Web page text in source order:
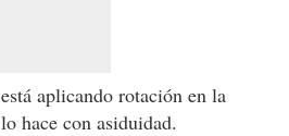
aplicando rotación en la
hace con asiduidad.